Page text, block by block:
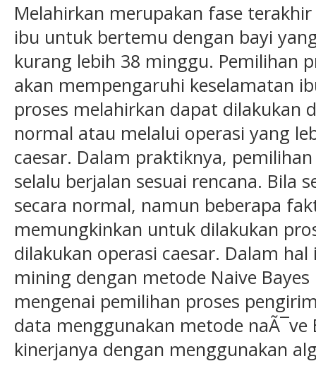
Melahirkan merupakan fase
ibu untuk bertemu dengan bayi
kurang lebih 38 minggu. Pemilihan
akan mempengaruhi keselamatan
proses melahirkan dapat dilakukan
normal atau melalui operasi yang
caesar. Dalam praktiknya,
selalu berjalan sesuai rencana. Bila
secara normal, namun beberapa
memungkinkan untuk dilakukan
dilakukan operasi caesar. Dalam
mining dengan metode Naive
mengenai pemilihan proses
data menggunakan metode
kinerjanya dengan menggunakan